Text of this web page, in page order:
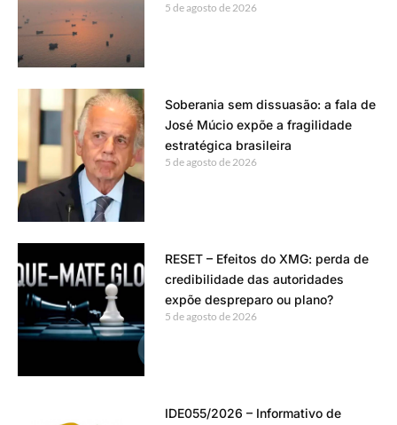
5 de agosto de 2026
Soberania sem dissuasão: a fala de
José Múcio expõe a fragilidade
estratégica brasileira
5 de agosto de 2026
RESET – Efeitos do XMG: perda de
credibilidade das autoridades
expõe despreparo ou plano?
5 de agosto de 2026
IDE055/2026 – Informativo de